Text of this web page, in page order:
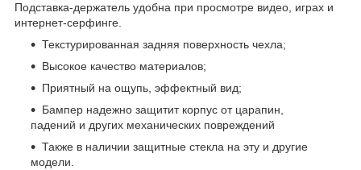
Подставка-держатель удобна при просмотре видео, играх и
интернет-серфинге.
Текстурированная задняя поверхность чехла;
Высокое качество материалов;
Приятный на ощупь, эффектный вид;
Бампер надежно защитит корпус от царапин,
падений и других механических повреждений
Также в наличии защитные стекла на эту и другие
модели.